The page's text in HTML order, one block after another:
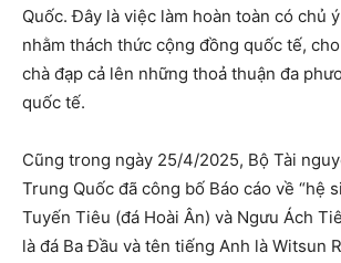
Quốc. Đây là việc làm hoàn toàn có chủ
nhằm thách thức cộng đồng quốc tế,
chà đạp cả lên những thoả thuận đa
quốc tế.
Cũng trong ngày 25/4/2025, Bộ Tài
Trung Quốc đã công bố Báo cáo về “hệ
Tuyến Tiêu (đá Hoài Ân) và Ngưu Ách
là đá Ba Đầu và tên tiếng Anh là Witsun